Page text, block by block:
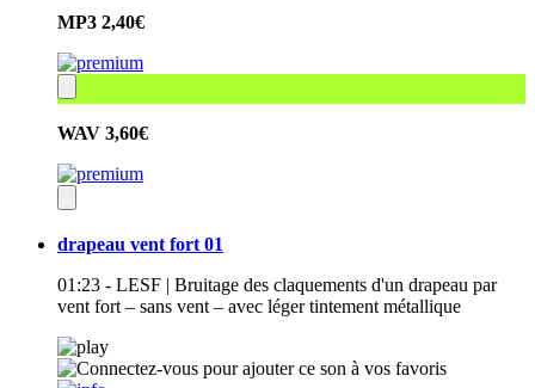
MP3 2,40€
WAV 3,60€
drapeau vent fort 01
01:23 - LESF | Bruitage des claquements d'un drapeau par
vent fort – sans vent – avec léger tintement métallique